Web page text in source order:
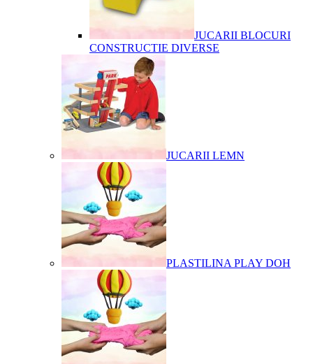
JUCARII BLOCURI
CONSTRUCTIE DIVERSE
JUCARII LEMN
PLASTILINA PLAY DOH